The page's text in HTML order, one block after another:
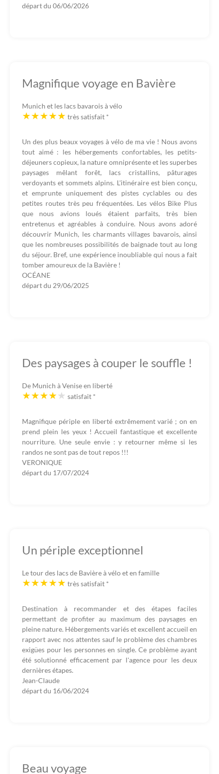
départ du 06/06/2026
Magnifique voyage en Bavière
Munich et les lacs bavarois à vélo
très satisfait *
Un des plus beaux voyages à vélo de ma vie ! Nous avons
tout aimé : les hébergements confortables, les petits-
déjeuners copieux, la nature omniprésente et les superbes
paysages mêlant forêt, lacs cristallins, pâturages
verdoyants et sommets alpins. L'itinéraire est bien conçu,
et emprunte uniquement des pistes cyclables ou des
petites routes très peu fréquentées. Les vélos Bike Plus
que nous avions loués étaient parfaits, très bien
entretenus et agréables à conduire. Nous avons adoré
découvrir Munich, les charmants villages bavarois, ainsi
que les nombreuses possibilités de baignade tout au long
du séjour. Bref, une expérience inoubliable qui nous a fait
tomber amoureux de la Bavière !
OCÉANE
départ du 29/06/2025
Des paysages à couper le souffle !
De Munich à Venise en liberté
satisfait *
Magnifique périple en liberté extrêmement varié ; on en
prend plein les yeux ! Accueil fantastique et excellente
nourriture. Une seule envie : y retourner même si les
randos ne sont pas de tout repos !!!
VERONIQUE
départ du 17/07/2024
Un périple exceptionnel
Le tour des lacs de Bavière à vélo et en famille
très satisfait *
Destination à recommander et des étapes faciles
permettant de profiter au maximum des paysages en
pleine nature. Hébergements variés et excellent accueil en
rapport avec nos attentes sauf le problème des chambres
exigües pour les personnes en single. Ce problème ayant
été solutionné efficacement par l'agence pour les deux
dernières étapes.
Jean-Claude
départ du 16/06/2024
Beau voyage